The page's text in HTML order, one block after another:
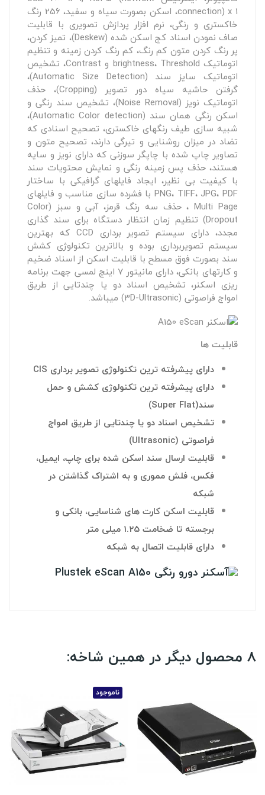
connection) x 1، اسکن بصورت سیاه و سفید، 256 رنگ
خاکستری و رنگی، نرم افزار پردازش تصویری با قابلیت
صاف نمودن اسناد کج اسکن شده (Deskew)، تمیز کردن،
پر رنگ کردن متون کم رنگ، کم رنگ کردن زمینه و تنظیم
اتوماتیک brightness، Threshold و Contrast، تشخیص
اتوماتیک سایز سند (Automatic Size Detection)،
گرفتن حاشیه سیاه دور تصویر (Cropping)، حذف
اتوماتیک نویز (Noise Removal)، تشخیص سند رنگی و
اسکن رنگی همان سند (Automatic Color detection)،
شبیه سازی طیف رنگهای خاکستری، تصحیح اسنادی که
تضاد در میزان روشنایی و تیرگی دارند، تصحیح متون و
تصاویر چاپ شده با چاپگر سوزنی که دارای نویز و سایه
هستند، حذف پس زمینه رنگی و نمایش محتویات سند
با کیفیت بی نظیر، ایجاد فایلهای گرافیکی با ساختار
PNG، TIFF، JPG، PDF با فشرده سازی مناسب و فایلهای
Multi Page ، حذف سه رنگ قرمز، آبی و سبز (Color
Dropout) تنظیم زمان انتظار دستگاه برای سند گذاری
مجدد، دارای سیستم تصویر برداری CCD که بهترین
سیستم تصویربرداری بوده و بالاترین تکنولوژی کشش
سند بصورت فوق مسطح با قابلیت اسکن از اسناد ضخیم
و کارتهای بانکی، دارای مانیتور 7 اینچ لمسی جهت برنامه
ریزی اسکنر، تشخیص اسناد دو یا چندتایی از طریق
امواج فراصوتی (3D-Ultrasonic) میباشد.
قابلیت ها
دارای پیشرفته ترین تکنولوژی تصویر برداری CIS
دارای پیشرفته ترین تکنولوژی کشش و حمل
سند(Super Flat)
تشخیص اسناد دو یا چندتایی از طریق امواج
فراصوتی (Ultrasonic)
قابلیت ارسال سند اسکن شده برای چاپ، ایمیل،
فکس، فلش مموری و به اشتراک گذاشتن در
شبکه
قابلیت اسکن کارت های شناسایی، بانکی و
برجسته تا ضخامت1.25 میلی متر
دارای قابلیت اتصال به شبکه
8 محصول دیگر در همین شاخه:
ناموجود